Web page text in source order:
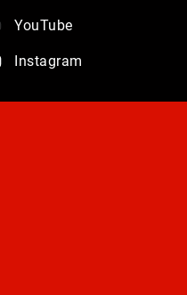
YouTube
Instagram